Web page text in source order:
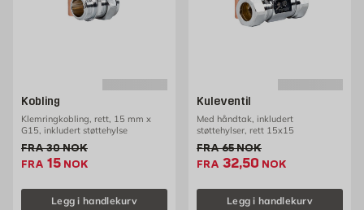
Kobling
Klemringkobling, rett, 15 mm x
G15, inkludert støttehylse
FRAGammel pris 30 NOK /stk
30NOK
FRA Ekstrapris 15 NOK /stk
15 NOK
Legg i handlekurv
Kuleventil
Med håndtak, inkludert
støttehylser, rett 15x15
FRAGammel pris 65 NOK /stk
65NOK
FRA Ekstrapris 32.5 NOK
32,50 NOK
Legg i handlekurv